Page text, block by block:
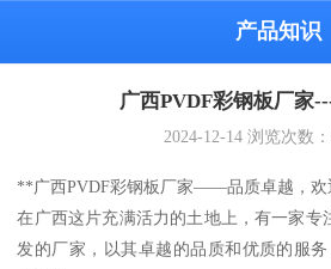
产品知识
广西PVDF彩钢板厂家
2024-12-14浏览次数：
**广西PVDF彩钢板厂家——品质卓越，欢
在广西这片充满活力的土地上，有一家专
发的厂家，以其卓越的品质和优质的服